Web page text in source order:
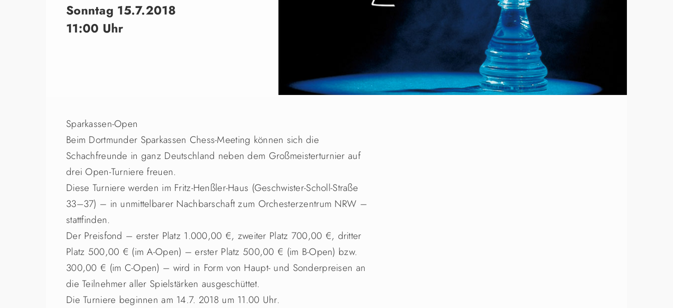
Sonntag 15.7.2018
11:00 Uhr
Sparkassen-Open
Beim Dortmunder Sparkassen Chess-Meeting können sich die
Schachfreunde in ganz Deutschland neben dem Großmeisterturnier auf
drei Open-Turniere freuen.
Diese Turniere werden im Fritz-Henßler-Haus (Geschwister-Scholl-Straße
33–37) – in unmittelbarer Nachbarschaft zum Orchesterzentrum NRW –
stattfinden.
Der Preisfond – erster Platz 1.000,00 €, zweiter Platz 700,00 €, dritter
Platz 500,00 € (im A-Open) – erster Platz 500,00 € (im B-Open) bzw.
300,00 € (im C-Open) – wird in Form von Haupt- und Sonderpreisen an
die Teilnehmer aller Spielstärken ausgeschüttet.
Die Turniere beginnen am 14.7. 2018 um 11.00 Uhr.